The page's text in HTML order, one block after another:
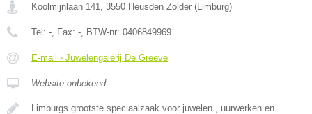
Koolmijnlaan 141 3550 Heusden Zolder (Limburg)
Tel: - , Fax: - , BTW-nr: 0406849969
E-mail › Juwelengalerij De Greeve
Website onbekend
Limburgs grootste speciaalzaak voor juwelen , uurwerken en